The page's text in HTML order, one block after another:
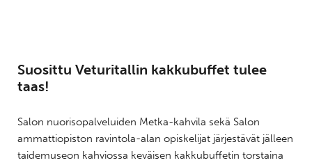
Suosittu Veturitallin kakkubuffet tulee
taas!
Salon nuorisopalveluiden Metka-kahvila sekä Salon
ammattiopiston ravintola-alan opiskelijat järjestävät jälleen
taidemuseon kahviossa keväisen kakkubuffetin torstaina